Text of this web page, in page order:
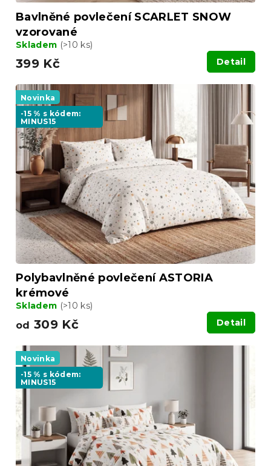
Bavlněné povlečení SCARLET SNOW
vzorované
Skladem (>10 ks)
399 Kč Detail
Novinka
-15 % s kódem:
MINUS15
Polybavlněné povlečení ASTORIA
krémové
Skladem (>10 ks)
od 309 Kč Detail
Novinka
-15 % s kódem:
MINUS15